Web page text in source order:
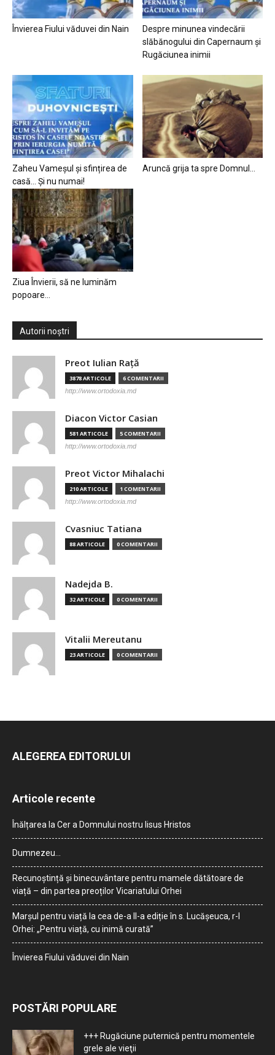
Învierea Fiului văduvei din Nain
Despre minunea vindecării
slăbănogului din Capernaum și
Rugăciunea inimii
Zaheu Vameșul și sfințirea de
casă… Și nu numai!
Aruncă grija ta spre Domnul…
Ziua Învierii, să ne luminăm
popoare…
Autorii noștri
Preot Iulian Raţă
3878 ARTICOLE 6 COMENTARII
http://www.ortodoxia.md
Diacon Victor Casian
581 ARTICOLE 5 COMENTARII
http://www.ortodoxia.md
Preot Victor Mihalachi
210 ARTICOLE 1 COMENTARII
http://www.ortodoxia.md
Cvasniuc Tatiana
88 ARTICOLE 0 COMENTARII
Nadejda B.
32 ARTICOLE 0 COMENTARII
Vitalii Mereutanu
23 ARTICOLE 0 COMENTARII
ALEGEREA EDITORULUI
Articole recente
Înălțarea la Cer a Domnului nostru Iisus Hristos
Dumnezeu…
Recunoștință și binecuvântare pentru mamele dătătoare de
viață – din partea preoților Vicariatului Orhei
Marșul pentru viață la cea de-a II-a ediție în s. Lucășeuca, r-l
Orhei: „Pentru viață, cu inimă curată”
Învierea Fiului văduvei din Nain
POSTĂRI POPULARE
+++ Rugăciune puternică pentru momentele
grele ale vieţii